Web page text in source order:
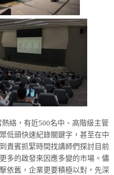
絡，有近500名中、高階級主管
低頭快速紀錄關鍵字，甚至在中
貴賓抓緊時間找講師們探討目前
多的啟發來因應多變的市場。儘
依舊，企業更要積極以對，先深